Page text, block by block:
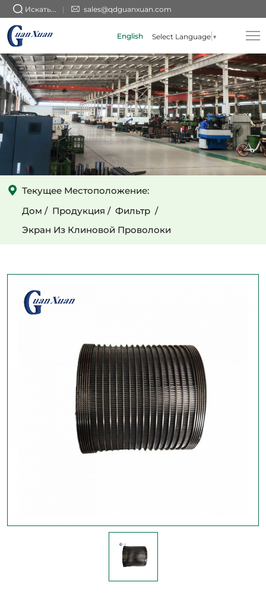
Искать... sales@qdguanxuan.com
English Select Language ▼
Фильтр
Johnson
Screen
Filter
по
более
низкой
цене
от
производителя
Текущее Местоположение:
Дом
Продукция
Фильтр
Экран Из Клиновой Проволоки